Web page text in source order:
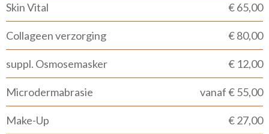
Skin Vital € 65,00
Collageen verzorging € 80,00
suppl. Osmosemasker € 12,00
Microdermabrasie vanaf € 55,00
Make-Up € 27,00